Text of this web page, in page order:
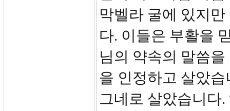
막벨라 굴에 있지
다. 이들은 부활을
님의 약속의 말씀
을 인정하고 살았
그네로 살았습니다